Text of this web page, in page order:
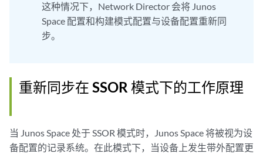
这种情况下，Network Director 会将 Junos
Space 配置和构建模式配置与设备配置重新同
步。
重新同步在 SSOR 模式下的工作原理
当 Junos Space 处于 SSOR 模式时，Junos Space 将被视为设
备配置的记录系统。在此模式下，当设备上发生带外配置更